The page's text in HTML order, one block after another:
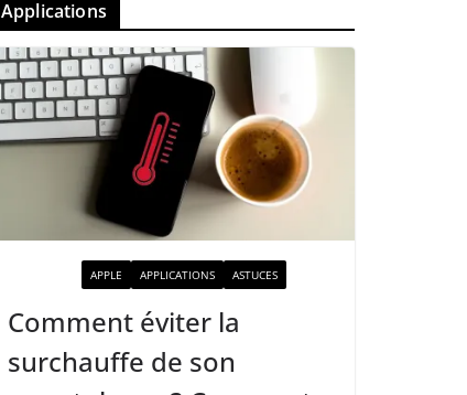
Applications
APPLE APPLICATIONS ASTUCES
Comment éviter la
surchauffe de son